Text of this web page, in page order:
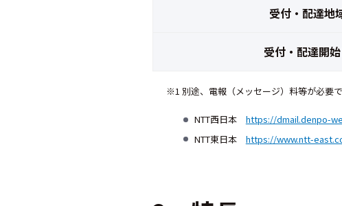
受付・配達地
受付・配達開
※1 別途、電報（メッセージ）料等が必要
NTT西日本 https://dmail.denpo-
NTT東日本 https://www.ntt-